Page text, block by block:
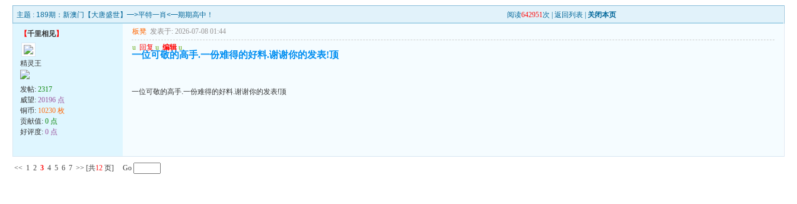
主题 : 189期：新澳门【大唐盛世】━>平特一肖<━期期高中！ 阅读642951次 |返回列表 关闭本页
【千里相见】
精灵王
发帖:2317
威望:20196 点
铜币: 10230 枚
贡献值:0 点
好评度:0 点
板凳 发表于: 2026-07-08 01:44
u 回复 u 编辑 u
一位可敬的高手.一份难得的好料.谢谢你的发表!顶
一位可敬的高手.一份难得的好料.谢谢你的发表!顶
<< 1 2 3 4 5 6 7 >> [共12 页] Go